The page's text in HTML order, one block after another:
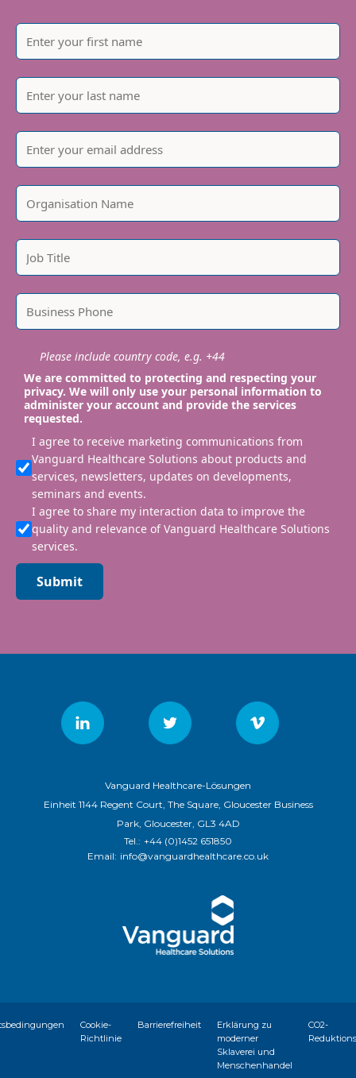
Please include country code, e.g. +44
We are committed to protecting and respecting your
privacy. We will only use your personal information to
administer your account and provide the services
requested.
I agree to receive marketing communications from
Vanguard Healthcare Solutions about products and
services, newsletters, updates on developments,
seminars and events.
I agree to share my interaction data to improve the
quality and relevance of Vanguard Healthcare Solutions
services.
Submit
Vanguard Healthcare-Lösungen
Einheit 1144 Regent Court, The Square, Gloucester Business
Park, Gloucester, GL3 4AD
Tel.: +44 (0)1452 651850
Email: info@vanguardhealthcare.co.uk
Cookie-
Richtlinie
Barrierefreiheit
Erklärung zu
moderner
Sklaverei und
Menschenhandel
CO2-